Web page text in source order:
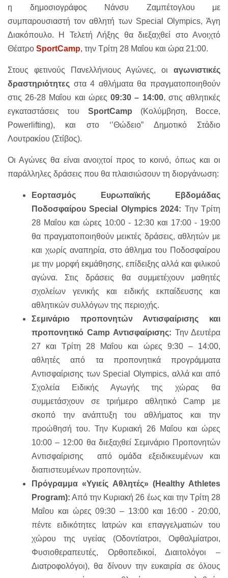
η δημοσιογράφος Νάνσυ Ζαμπέτογλου με
συμπαρουσιαστή τον αθλητή των Special Olympics, Άγη
Διακόπουλο. Η Τελετή Λήξης θα διεξαχθεί στο Ανοιχτό
Θέατρο SportCamp, την Τρίτη 28 Μαΐου και ώρα 21:00.
Στους φετινούς Πανελλήνιους Αγώνες, οι αγωνιστικές
δραστηριότητες στα 4 αθλήματα θα πραγματοποιηθούν
στις 26-28 Μαΐου και ώρες09:30 – 14:00, στις αθλητικές
εγκαταστάσεις του SportCamp (Κολύμβηση, Bocce,
Powerlifting), και στο ‘’Θώδειο” Δημοτικό Στάδιο
Λουτρακίου (Στίβος).
Οι Αγώνες θα είναι ανοιχτοί προς το κοινό, όπως και οι
παράλληλες δράσεις που θα πλαισιώσουν τη διοργάνωση:
Εορτασμός Ευρωπαϊκής Εβδομάδας
Ποδοσφαίρου Special Olympics 2024: Την Τρίτη
28 Μαΐου και ώρες 10:00 - 12:30 και 17:00 - 19:00
θα πραγματοποιηθούν μεικτές δράσεις, αθλητών με
και χωρίς αναπηρία, στο άθλημα του Ποδοσφαίρου
με την μορφή εκμάθησης, επίδειξης αλλά και φιλικού
αγώνα. Στις δράσεις θα συμμετέχουν μαθητές
σχολείων γενικής και ειδικής εκπαίδευσης και
αθλητικών συλλόγων της περιοχής.
Σεμινάριο προπονητών Αντισφαίρισης και
προπονητικό Camp Αντισφαίρισης: Την Δευτέρα
27 και Τρίτη 28 Μαΐου
και ώρες 9:30 – 14:00,
αθλητές από τα προπονητικά προγράμματα
Αντισφαίρισης των Special Olympics, αλλά και από
Σχολεία Ειδικής Αγωγής της χώρας θα
συμμετάσχουν σε τριήμερο αθλητικό Camp με
σκοπό την ανάπτυξη του αθλήματος και την
προώθησή του. Την Κυριακή 26 Μαΐου και ώρες
10:00 – 12:00 θα διεξαχθεί Σεμινάριο Προπονητών
Αντισφαίρισης από ομάδα εξειδικευμένων και
διαπιστευμένων προπονητών.
Πρόγραμμα «Υγιείς Αθλητές» (Healthy Athletes
Program): Από την Κυριακή 26 έως και την Τρίτη 28
Μαΐου και ώρες 09:30 – 13:00 και 16:00 - 20:00,
πέντε ειδικότητες Ιατρών και επαγγελματιών του
χώρου της υγείας (Οδοντίατροι, Οφθαλμίατροι,
Φυσιοθεραπευτές, Ορθοπεδικοί, Διαιτολόγοι –
Διατροφολόγοι), θα δίνουν την ευκαιρία σε όλους